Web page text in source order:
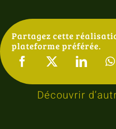
Partagez cette
plateforme préférée.
Découvrir